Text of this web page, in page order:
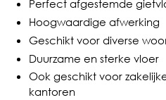
Perfect afgestemde
Hoogwaardige afwerking
Geschikt voor diverse
Duurzame en sterke vloer
Ook geschikt voor
kantoren